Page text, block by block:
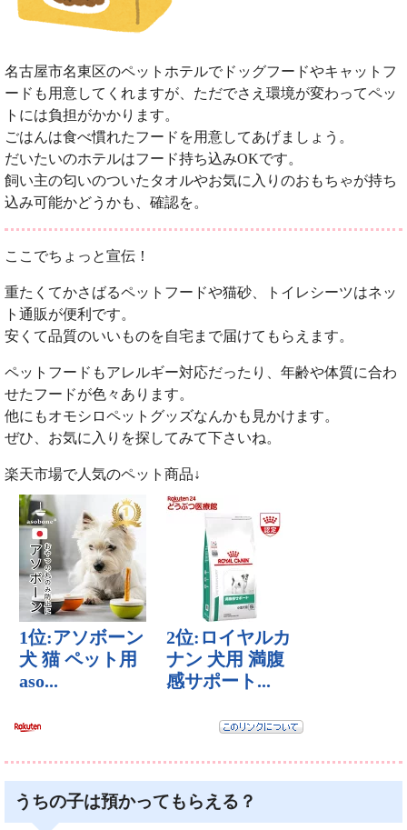
名古屋市名東区のペットホテルでドッグフードやキャットフ
ードも用意してくれますが、ただでさえ環境が変わってペッ
トには負担がかかります。
ごはんは食べ慣れたフードを用意してあげましょう。
だいたいのホテルはフード持ち込みOKです。
飼い主の匂いのついたタオルやお気に入りのおもちゃが持ち
込み可能かどうかも、確認を。
ここでちょっと宣伝！
重たくてかさばるペットフードや猫砂、トイレシーツはネッ
ト通販が便利です。
安くて品質のいいものを自宅まで届けてもらえます。
ペットフードもアレルギー対応だったり、年齢や体質に合わ
せたフードが色々あります。
他にもオモシロペットグッズなんかも見かけます。
ぜひ、お気に入りを探してみて下さいね。
楽天市場で人気のペット商品↓
うちの子は預かってもらえる？